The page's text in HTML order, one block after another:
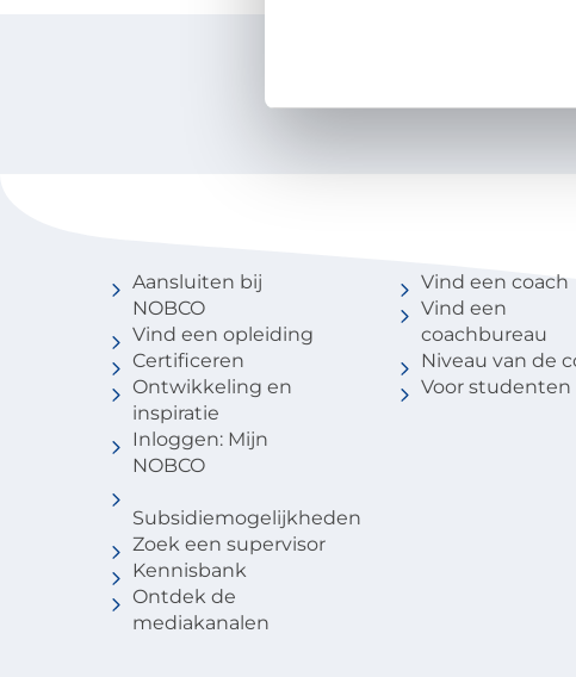
Aansluiten bij
NOBCO
Vind een opleiding
Certificeren
Ontwikkeling en
inspiratie
Inloggen: Mijn
NOBCO
Subsidiemogelijkheden
Zoek een supervisor
Kennisbank
Ontdek de
mediakanalen
Vind een coach
Vind een
coachbureau
Niveau van de
Voor studenten